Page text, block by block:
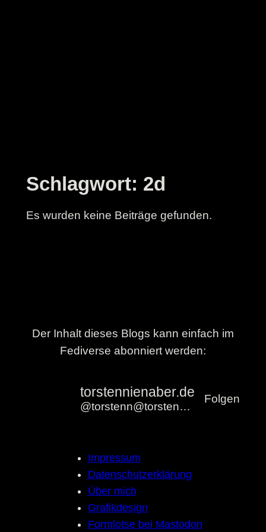
Schlagwort: 2d
Es wurden keine Beiträge gefunden.
Der Inhalt dieses Blogs kann einfach im
Fediverse abonniert werden:
torstennienaber.de
@torstenn@torstennienaber.de
Folgen
Impressum
Datenschutzerklärung
Über mich
Grafikdesign
Formlotse bei Mastodon